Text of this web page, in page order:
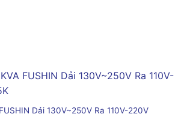
Dải 130V~250V Ra 110V-220V